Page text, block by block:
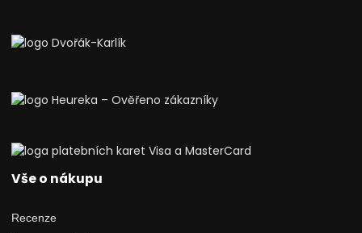
Vše o nákupu
Recenze